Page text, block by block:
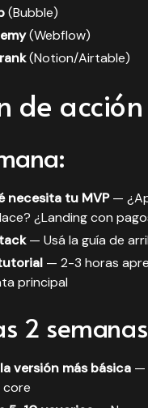
(Bubble)
(Webflow)
(Notion/Airtable)
de acción
necesita tu MVP—
¿Landing con
— Usá la guía de
— 2-3 horas
principal
2
versión más básica —
core